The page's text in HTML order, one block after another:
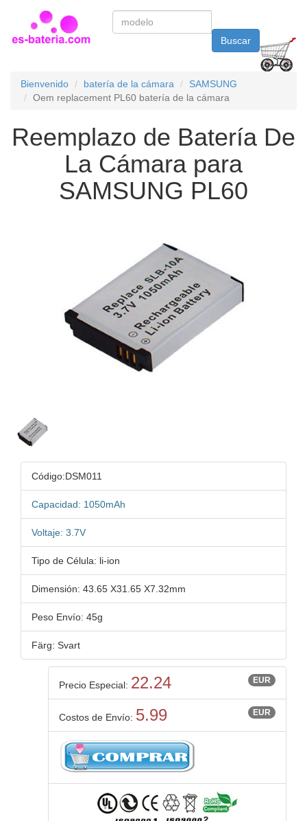
Buscar
Bienvenido batería de la cámara
SAMSUNG
Oem replacement PL60 batería de la cámara
Reemplazo de Batería De
La Cámara para
SAMSUNG PL60
Código:DSM011
Capacidad: 1050mAh
Voltaje: 3.7V
Tipo de Célula: li-ion
Dimensión: 43.65 X31.65 X7.32mm
Peso Envío: 45g
Färg: Svart
Precio Especial: 22.24 EUR
Costos de Envío: 5.99 EUR